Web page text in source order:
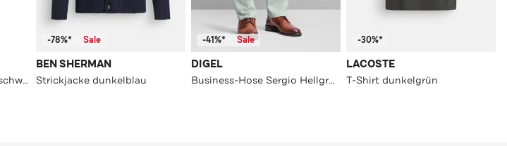
Ledergürtel 'Joro-Loop' schwarz
-78%* Sale
BEN SHERMAN
Strickjacke dunkelblau
-41%* Sale
DIGEL
Business-Hose Sergio Hellgrün Straight
-30%*
LACOSTE
T-Shirt dunkelgrün